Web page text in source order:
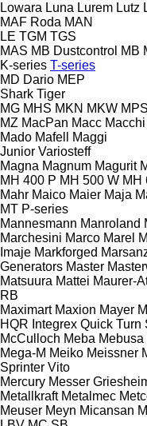
Lowara Luna Lurem Lutz
MAF Roda MAN
LE TGM TGS
MAS MB Dustcontrol MB
K-series T-series
MD Dario MEP
Shark Tiger
MG MHS MKN MKW MPS
MZ MacPan Macc Macchi
Mado Mafell
Maggi
Junior Variosteff
Magna Magnum Magurit
MH 400 P MH 500 W MH
Mahr Maico Maier Maja
MT P-series
Mannesmann Manroland
Marchesini Marco Marel
Imaje Markforged
Generators Master
Matsuura Mattei Maurer-
RB
Maximart Maxion Mayer
HQR Integrex Quick Turn
McCulloch Meba Mebusa
Mega-M Meiko Meissner
Sprinter Vito
Mercury Messer
Metallkraft Metalmec
Meuser Meyn Micansan